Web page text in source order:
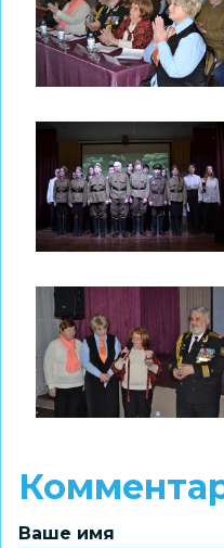
Ваше имя